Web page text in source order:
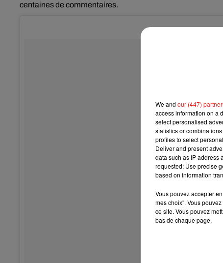
centaines de commentaires.
We and our (447)
access information on a
select personalised
statistics or
profiles to select
Deliver and present
data such as IP address
requested; Use precise
based on information
Vous pouvez accepter
mes choix". Vous
ce site. Vous pouvez
bas de chaque page.